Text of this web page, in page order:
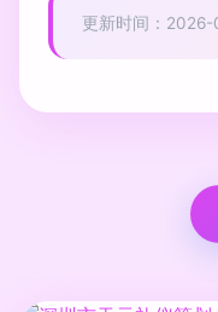
更新时间：